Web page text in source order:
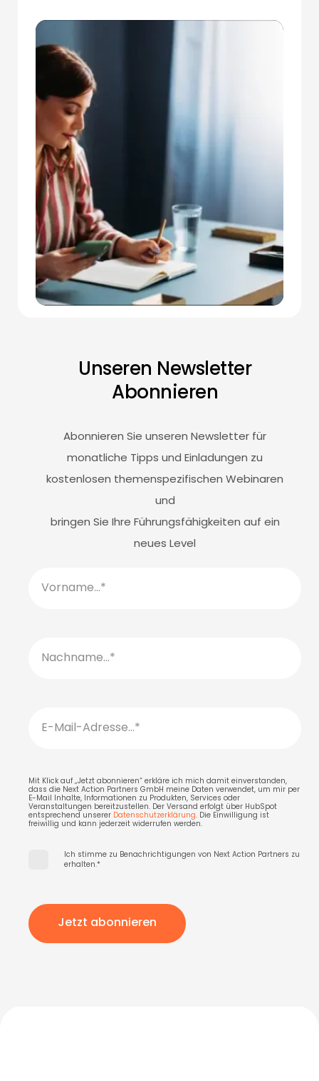
Unseren Newsletter
Abonnieren
Abonnieren Sie unseren Newsletter für
monatliche Tipps und Einladungen zu
kostenlosen themenspezifischen Webinaren
und
bringen Sie Ihre Führungsfähigkeiten auf ein
neues Level
Mit Klick auf „Jetzt abonnieren“ erkläre ich mich damit einverstanden,
dass die Next Action Partners GmbH meine Daten verwendet, um mir per
E-Mail Inhalte, Informationen zu Produkten, Services oder
Veranstaltungen bereitzustellen. Der Versand erfolgt über HubSpot
entsprechend unserer Datenschutzerklärung. Die Einwilligung ist
freiwillig und kann jederzeit widerrufen werden.
Ich stimme zu Benachrichtigungen von Next Action Partners zu
erhalten.*